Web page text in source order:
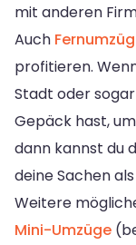
mit anderen
Auch
profitieren.
Stadt oder
Gepäck hast,
dann kannst du
deine Sachen
Weitere
Mini-Umzüge